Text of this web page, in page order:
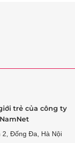
trẻ của công ty
2, Đống Đa, Hà Nội